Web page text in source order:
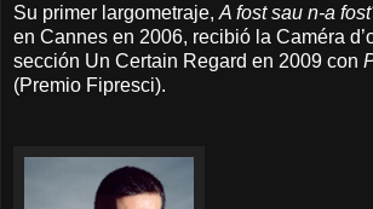
Su primer largometraje, A fost sau n-a
en Cannes en 2006, recibió la Caméra
sección Un Certain Regard en 2009 con
(Premio Fipresci).